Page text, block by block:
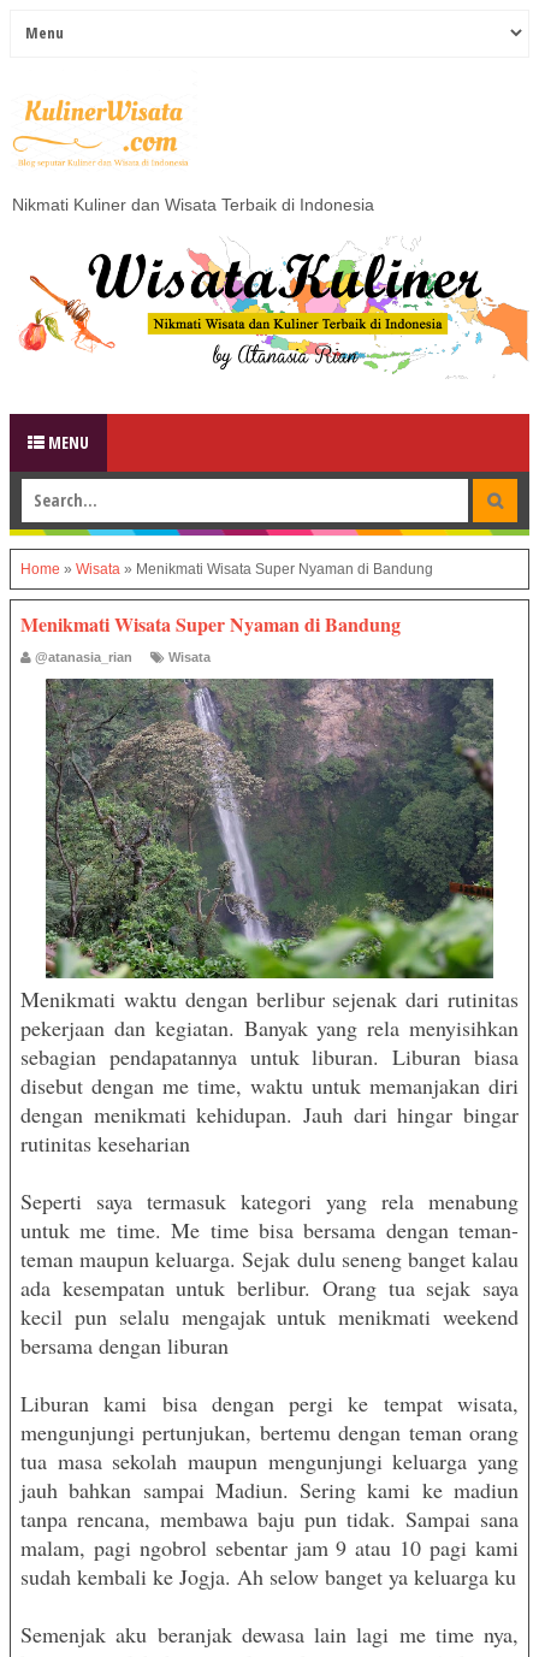
Nikmati Kuliner dan Wisata Terbaik di Indonesia
MENU
Home » Wisata » Menikmati Wisata Super Nyaman di Bandung
Menikmati Wisata Super Nyaman di Bandung
@atanasia_rian Wisata
Menikmati waktu dengan berlibur sejenak dari rutinitas
pekerjaan dan kegiatan. Banyak yang rela menyisihkan
sebagian pendapatannya untuk liburan. Liburan biasa
disebut dengan me time, waktu untuk memanjakan diri
dengan menikmati kehidupan. Jauh dari hingar bingar
rutinitas keseharian
Seperti saya termasuk kategori yang rela menabung
untuk me time. Me time bisa bersama dengan teman-
teman maupun keluarga. Sejak dulu seneng banget kalau
ada kesempatan untuk berlibur. Orang tua sejak saya
kecil pun selalu mengajak untuk menikmati weekend
bersama dengan liburan
Liburan kami bisa dengan pergi ke tempat wisata,
mengunjungi pertunjukan, bertemu dengan teman orang
tua masa sekolah maupun mengunjungi keluarga yang
jauh bahkan sampai Madiun. Sering kami ke madiun
tanpa rencana, membawa baju pun tidak. Sampai sana
malam, pagi ngobrol sebentar jam 9 atau 10 pagi kami
sudah kembali ke Jogja. Ah selow banget ya keluarga ku
Semenjak aku beranjak dewasa lain lagi me time nya,